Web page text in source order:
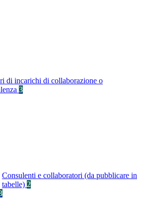
di incarichi di collaborazione o
3
Consulenti e collaboratori (da pubblicare in
tabelle) 2